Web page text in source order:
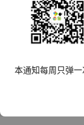
本通知每周只弹